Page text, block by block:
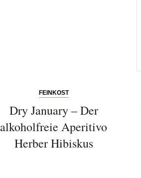
FEINKOST
Dry January – Der
alkoholfreie Aperitivo
Herber Hibiskus